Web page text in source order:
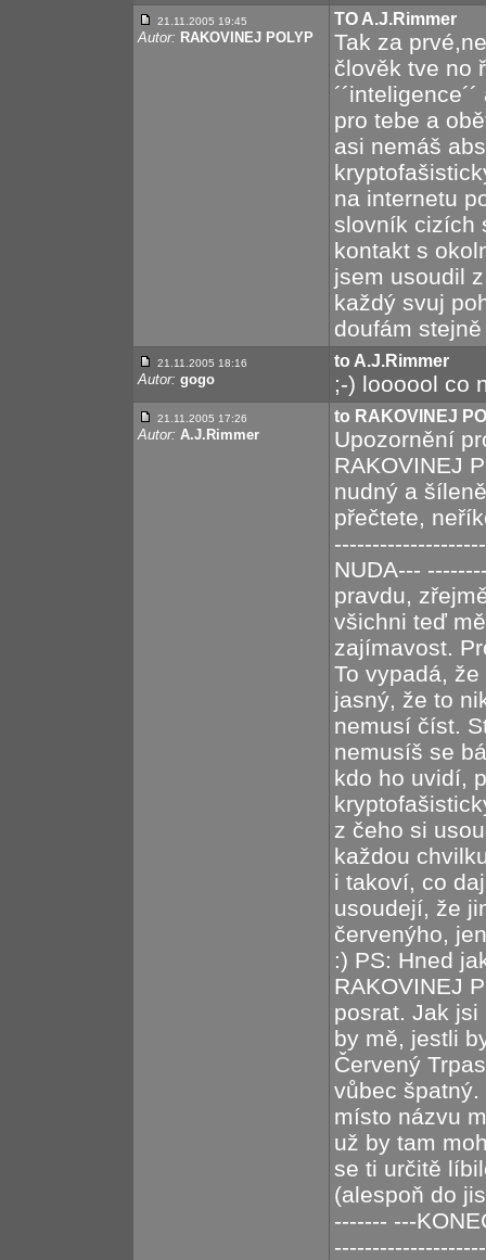
21.11.2005 19:45
Autor: RAKOVINEJ POLYP
TO A.J.Rimmer
Tak za
člověk tve no
pro tebe a
asi nemáš
na internetu
slovník cizích
kontakt s
jsem usoudil
každý svuj
doufám stejně
21.11.2005 18:16
Autor: gogo
to A.J.Rimmer
;-) loooool co
21.11.2005 17:26
Autor: A.J.Rimmer
to RAKOVINEJ
Upozornění
RAKOVINEJ
nudný a
přečtete,
NUDA---
pravdu,
všichni teď
zajímavost.
To vypadá,
jasný, že to
nemusí číst.
nemusíš se
kdo ho uvidí,
z čeho si
každou
i takoví, co
usoudejí, že
červenýho,
:) PS: Hned
RAKOVINEJ
posrat. Jak
by mě, jestli
Červený
vůbec
místo názvu
už by tam
se ti určitě
(alespoň do
------- ---